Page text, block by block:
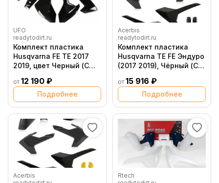
UFO
readytodirt.ru
Комплект пластика
Husqvarna FE TE 2017
2019, цвет Черный (С
от 12 190 ₽
Подробнее
Acerbis
readytodirt.ru
Комплект пластика
Husqvarna TE FE Эндуро
(2017 2019), Чёрный (С
от 15 916 ₽
Подробнее
Acerbis
Rtech